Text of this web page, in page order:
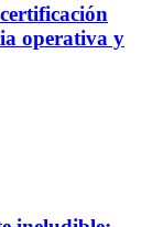
operativa y